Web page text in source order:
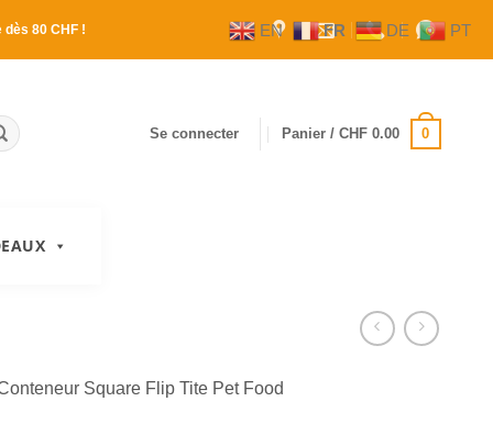
dès 80 CHF !
Se connecter Panier / CHF0.00 0
Square Flip Tite Pet Food
EN FR DE PT